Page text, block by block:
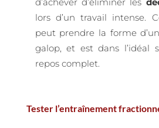
lors d’un travail intense.
peut prendre la forme
galop, et est dans l’idéal
repos complet.
Tester l’entraînement